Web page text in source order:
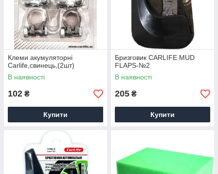
Клеми акумуляторні
Carlife,свинець,(2шт)
В наявності
102 ₴
Купити
Бризговик CARLIFE MUD
FLAPS-№2
В наявності
205 ₴
Купити